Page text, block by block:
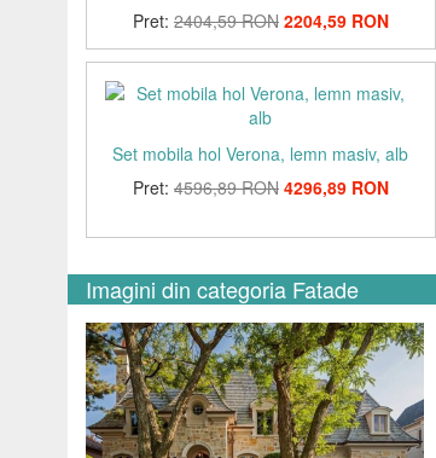
Pret: 2404,59 RON 2204,59 RON
Set mobila hol Verona, lemn masiv, alb
Pret: 4596,89 RON 4296,89 RON
Imagini din categoria Fatade